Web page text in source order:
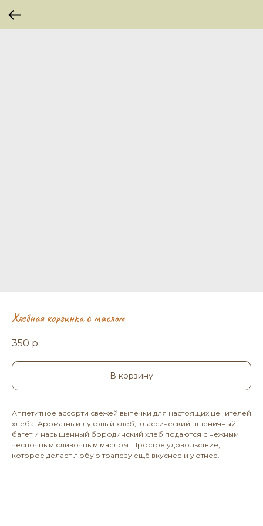
Хлебная корзинка с маслом
350 р.
В корзину
Аппетитное ассорти свежей выпечки для настоящих ценителей
хлеба. Ароматный луковый хлеб, классический пшеничный
багет и насыщенный бородинский хлеб подаются с нежным
чесночным сливочным маслом. Простое удовольствие,
которое делает любую трапезу ещё вкуснее и уютнее.